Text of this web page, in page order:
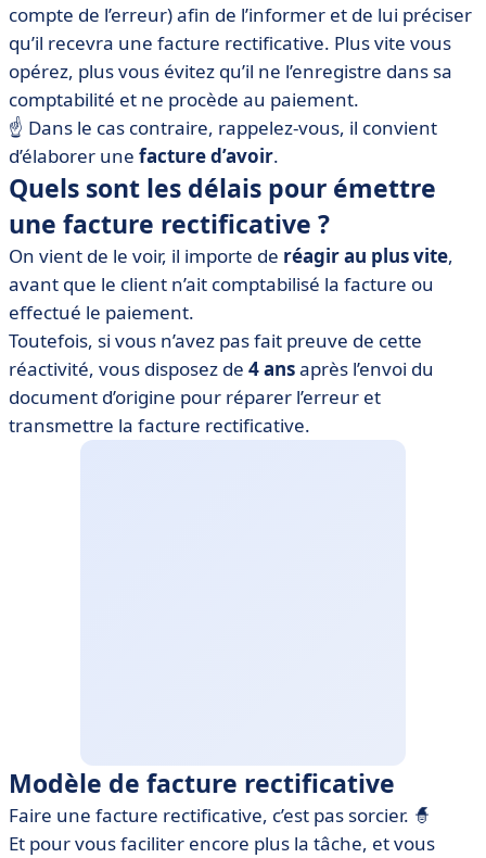
compte de l’erreur) afin de l’informer et de lui préciser
qu’il recevra une facture rectificative. Plus vite vous
opérez, plus vous évitez qu’il ne l’enregistre dans sa
comptabilité et ne procède au paiement.
☝️ Dans le cas contraire, rappelez-vous, il convient
d’élaborer une facture d’avoir.
Quels sont les délais pour émettre
une facture rectificative ?
On vient de le voir, il importe de réagir au plus vite,
avant que le client n’ait comptabilisé la facture ou
effectué le paiement.
Toutefois, si vous n’avez pas fait preuve de cette
réactivité, vous disposez de 4 ansaprès l’envoi du
document d’origine pour réparer l’erreur et
transmettre la facture rectificative.
Modèle de facture rectificative
Faire une facture rectificative, c’est pas sorcier. 🧙
Et pour vous faciliter encore plus la tâche, et vous